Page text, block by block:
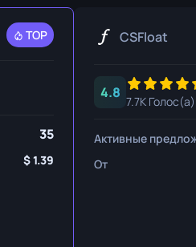
TOP
35
1.39
CSFloat
4.8
7.7K Голос(а)
Активные
От